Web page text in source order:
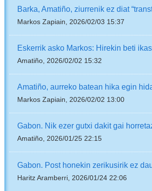
Barka, Amatiño, ziurrenik ez diat
Markos Zapiain, 2026/02/03 15:37
Eskerrik asko Markos: Hirekin beti
Amatiño, 2026/02/02 15:32
Amatiño, aurreko batean hika egin
Markos Zapiain, 2026/02/02 13:00
Gabon. Nik ezer gutxi dakit gai
Amatiño, 2026/01/25 22:15
Gabon. Post honekin zerikusirik ez
Haritz Aramberri, 2026/01/24 22:06